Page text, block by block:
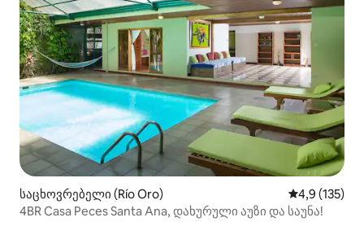
საცხოვრებელი (Río Oro) საშუალო
4,9 (135)
4BR Casa Peces Santa Ana, დახურული აუზი და საუნა!